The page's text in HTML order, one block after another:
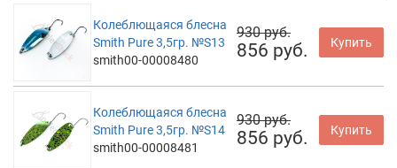
Колеблющаяся блесна
Smith Pure 3,5гр. №S13
smith00-00008480
930 руб.
856 руб. Купить
Колеблющаяся блесна
Smith Pure 3,5гр. №S14
smith00-00008481
930 руб.
856 руб. Купить